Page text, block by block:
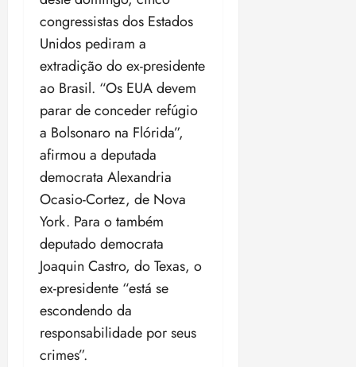
congressistas dos Estados
Unidos pediram a
extradição do ex-presidente
ao Brasil. “Os EUA devem
parar de conceder refúgio
a Bolsonaro na Flórida”,
afirmou a deputada
democrata Alexandria
Ocasio-Cortez, de Nova
York. Para o também
deputado democrata
Joaquin Castro, do Texas, o
ex-presidente “está se
escondendo da
responsabilidade por seus
crimes”.